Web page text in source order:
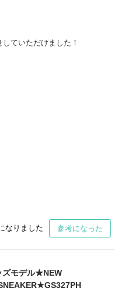
ていただけました！
なりました 参考になった
モデル★NEW